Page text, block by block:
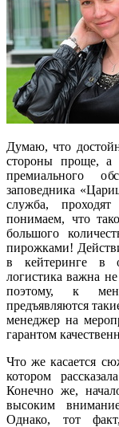
Думаю, что
стороны проще, а
премиального
заповедника
служба,
понимаем, что
большого
пирожками!
в кейтеринге в
логистика важна
поэтому, к
предъявляются
менеджер на
гарантом
Что же касается
котором
Конечно же,
высоким
Однако, тот